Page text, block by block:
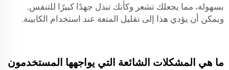
بسهولة، مما يجعلك تشعر وكأنك تبذل جهدًا كبيرًا للتنفس.
ويمكن أن يؤدي هذا إلى تقليل المتعة عند استخدام الكابينة.
ما هي المشكلات الشائعة التي يواجهها المستخدمون